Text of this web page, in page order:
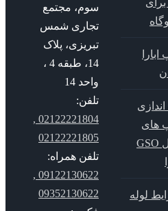
سوم، مجتمع
تجاری شمس
تبریزی، پلاک
14، طبقه 4 ،
02122221804 ,
02122221805
تلفن همراه:
09122130622 ,
09352130622